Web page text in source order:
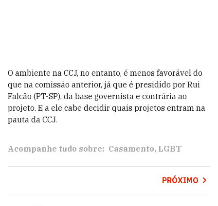
O ambiente na CCJ, no entanto, é menos favorável do
que na comissão anterior, já que é presidido por Rui
Falcão (PT-SP), da base governista e contrária ao
projeto. E a ele cabe decidir quais projetos entram na
pauta da CCJ.
Acompanhe tudo sobre: Casamento LGBT
PRÓXIMO